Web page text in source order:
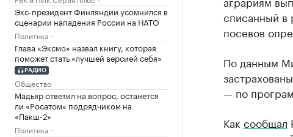
Экс-президент Финляндии усомнился в
сценарии нападения России на НАТО
Политика
Глава «Эксмо» назвал книгу, которая
поможет стать «лучшей версией себя»
РАДИО
Общество
Мадьяр ответил на вопрос, останется
ли «Росатом» подрядчиком на
«Пакш-2»
Политика
списанный в
посевов
По данным
— по
Как сообщал